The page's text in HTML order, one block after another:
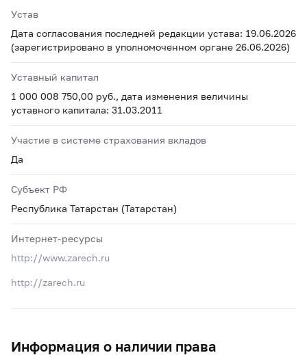
Устав
Дата согласования последней редакции устава: 19.06.2026
(зарегистрировано в уполномоченном органе 26.06.2026)
Уставный капитал
1 000 008 750,00 руб., дата изменения величины
уставного капитала: 31.03.2011
Участие в системе страхования вкладов
Да
Субъект РФ
Республика Татарстан (Татарстан)
Интернет-ресурсы
http://www.zarech.ru
http://zarech.ru
Информация о наличии права